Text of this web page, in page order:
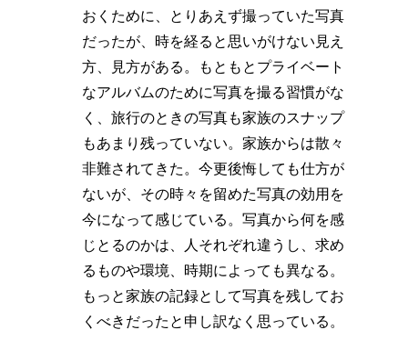
おくために、とりあえず撮っていた写真
だったが、時を経ると思いがけない見え
方、見方がある。もともとプライベート
なアルバムのために写真を撮る習慣がな
く、旅行のときの写真も家族のスナップ
もあまり残っていない。家族からは散々
非難されてきた。今更後悔しても仕方が
ないが、その時々を留めた写真の効用を
今になって感じている。写真から何を感
じとるのかは、人それぞれ違うし、求め
るものや環境、時期によっても異なる。
もっと家族の記録として写真を残してお
くべきだったと申し訳なく思っている。